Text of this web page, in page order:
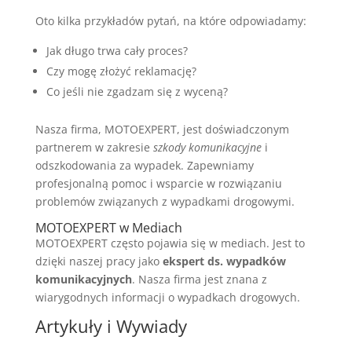
Oto kilka przykładów pytań, na które odpowiadamy:
Jak długo trwa cały proces?
Czy mogę złożyć reklamację?
Co jeśli nie zgadzam się z wyceną?
Nasza firma, MOTOEXPERT, jest doświadczonym
partnerem w zakresie szkody komunikacyjnei
odszkodowania za wypadek. Zapewniamy
profesjonalną pomoc i wsparcie w rozwiązaniu
problemów związanych z wypadkami drogowymi.
MOTOEXPERT w Mediach
MOTOEXPERT często pojawia się w mediach. Jest to
dzięki naszej pracy jako ekspert ds. wypadków
komunikacyjnych. Nasza firma jest znana z
wiarygodnych informacji o wypadkach drogowych.
Artykuły i Wywiady